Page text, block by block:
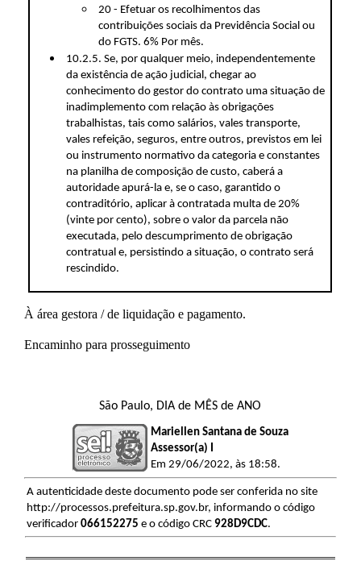
20 - Efetuar os recolhimentos das
contribuições sociais da Previdência Social ou
do FGTS. 6% Por mês.
10.2.5. Se, por qualquer meio, independentemente
da existência de ação judicial, chegar ao
conhecimento do gestor do contrato uma situação de
inadimplemento com relação às obrigações
trabalhistas, tais como salários, vales transporte,
vales refeição, seguros, entre outros, previstos em lei
ou instrumento normativo da categoria e constantes
na planilha de composição de custo, caberá a
autoridade apurá-la e, se o caso, garantido o
contraditório, aplicar à contratada multa de 20%
(vinte por cento), sobre o valor da parcela não
executada, pelo descumprimento de obrigação
contratual e, persistindo a situação, o contrato será
rescindido.
À área gestora / de liquidação e pagamento.
Encaminho para prosseguimento
São Paulo, DIA de MÊS de ANO
Mariellen Santana de Souza
Assessor(a) I
Em 29/06/2022, às 18:58.
A autenticidade deste documento pode ser conferida no site
http://processos.prefeitura.sp.gov.br, informando o código
verificador 066152275 e o código CRC 928D9CDC.